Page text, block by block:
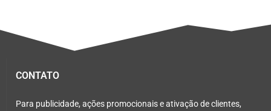
CONTATO
Para publicidade, ações promocionais e ativação de clientes,